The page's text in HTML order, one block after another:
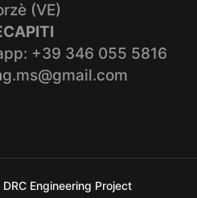
(VE)
+39 346 055 5816
Engineering Project